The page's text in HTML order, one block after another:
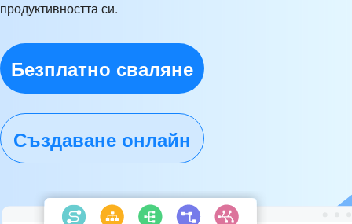
продуктивността си.
Безплатно сваляне
Създаване онлайн